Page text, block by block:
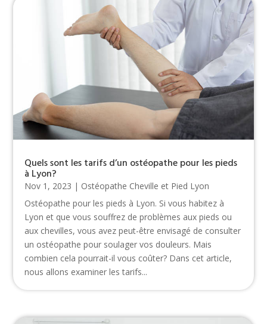
Quels sont les tarifs d’un ostéopathe pour les pieds
à Lyon?
Nov 1, 2023 | Ostéopathe Cheville et Pied Lyon
Ostéopathe pour les pieds à Lyon. Si vous habitez à
Lyon et que vous souffrez de problèmes aux pieds ou
aux chevilles, vous avez peut-être envisagé de consulter
un ostéopathe pour soulager vos douleurs. Mais
combien cela pourrait-il vous coûter? Dans cet article,
nous allons examiner les tarifs...